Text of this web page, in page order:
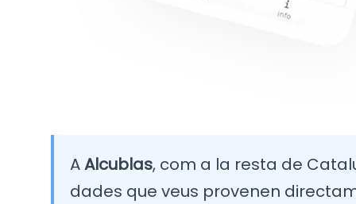
AAlcublas, com a la resta de
dades que veus provenen